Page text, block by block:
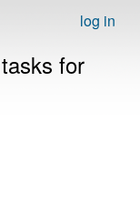
log in
for